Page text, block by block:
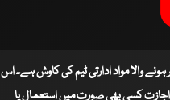
ہونے والا مواد ادارتی ٹیم کی کاوش ہے۔ اس
اجازت کسی بھی صورت میں استعمال یا